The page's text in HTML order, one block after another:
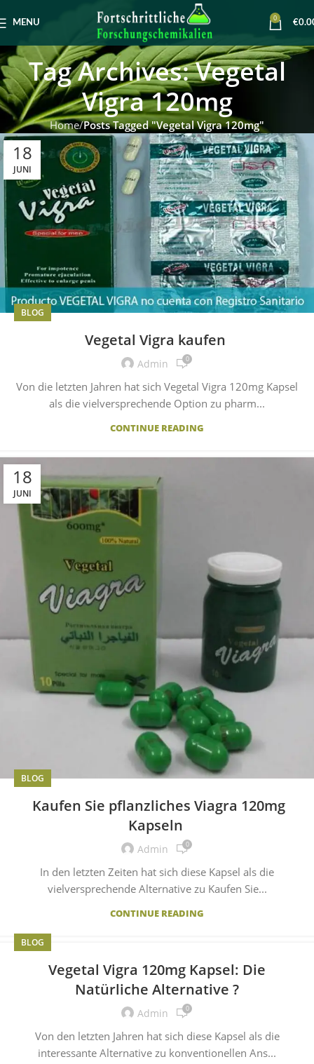
MENU
0
€
Tag Archives: Vegetal
Vigra 120mg
Home Posts Tagged "Vegetal Vigra 120mg"
18
JUNI
BLOG
Vegetal Vigra kaufen
Admin 0
Von die letzten Jahren hat sich Vegetal Vigra 120mg Kapsel
als die vielversprechende Option zu pharm...
CONTINUE READING
18
JUNI
BLOG
Kaufen Sie pflanzliches Viagra 120mg
Kapseln
Admin 0
In den letzten Zeiten hat sich diese Kapsel als die
vielversprechende Alternative zu Kaufen Sie...
CONTINUE READING
BLOG
Vegetal Vigra 120mg Kapsel: Die
Natürliche Alternative ?
Admin 0
Von den letzten Jahren hat sich diese Kapsel als die
interessante Alternative zu konventionellen Ans...